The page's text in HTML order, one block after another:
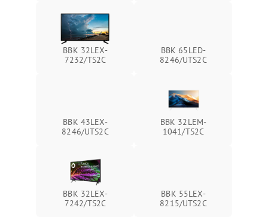
BBK 32LEX-
7232/TS2C
BBK 65LED-
8246/UTS2C
BBK 43LEX-
8246/UTS2C
BBK 32LEM-
1041/TS2C
BBK 32LEX-
7242/TS2C
BBK 55LEX-
8215/UTS2C